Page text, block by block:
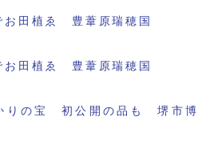
お田植ゑ 豊葦原瑞穂国
お田植ゑ 豊葦原瑞穂国
りの宝 初公開の品も 堺市博